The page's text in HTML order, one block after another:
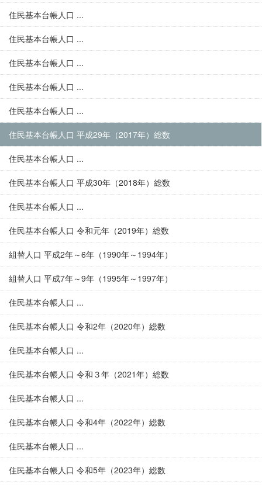
住民基本台帳人口 ...
住民基本台帳人口 ...
住民基本台帳人口 ...
住民基本台帳人口 ...
住民基本台帳人口 ...
住民基本台帳人口 平成29年（2017年）総数
住民基本台帳人口 ...
住民基本台帳人口 平成30年（2018年）総数
住民基本台帳人口 ...
住民基本台帳人口 令和元年（2019年）総数
組替人口 平成2年～6年（1990年～1994年）
組替人口 平成7年～9年（1995年～1997年）
住民基本台帳人口 ...
住民基本台帳人口 令和2年（2020年）総数
住民基本台帳人口 ...
住民基本台帳人口 令和３年（2021年）総数
住民基本台帳人口 ...
住民基本台帳人口 令和4年（2022年）総数
住民基本台帳人口 ...
住民基本台帳人口 令和5年（2023年）総数